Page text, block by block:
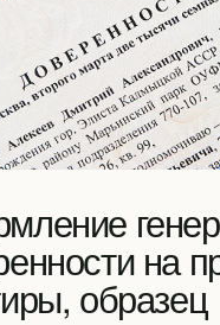
на
образец